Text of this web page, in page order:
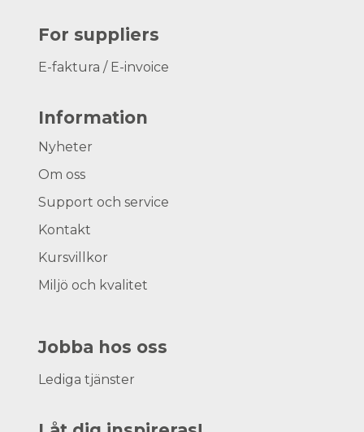
For suppliers
E-faktura / E-invoice
Information
Nyheter
Om oss
Support och service
Kontakt
Kursvillkor
Miljö och kvalitet
Jobba hos oss
Lediga tjänster